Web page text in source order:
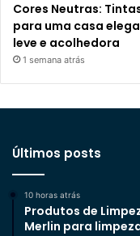
Cores Neutras:
para uma casa
leve e acolhedora
1 semana atrás
Últimos posts
10 horas atrás
Produtos de
Merlin para